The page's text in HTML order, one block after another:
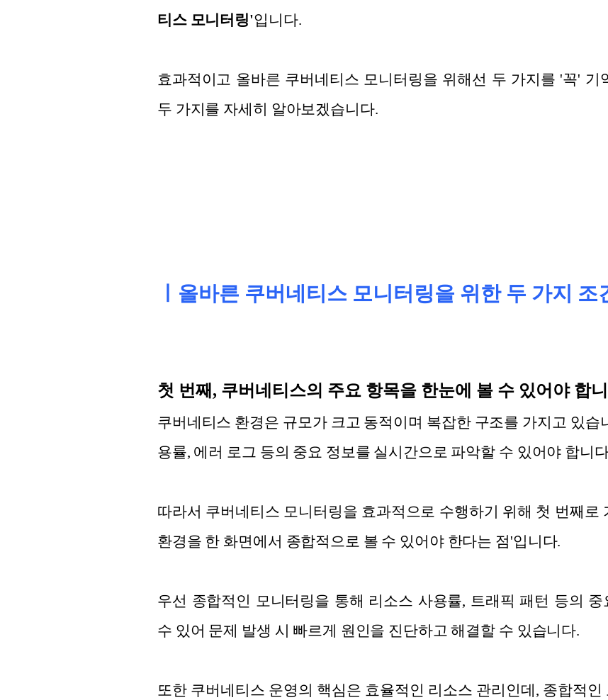
티스 모니터링'입니다.
효과적이고 올바른 쿠버네티스 모니터링을 위해선 두 가지를 '꼭' 기
두 가지를 자세히 알아보겠습니다.
ㅣ올바른 쿠버네티스 모니터링을 위한 두 가지 조
첫 번째, 쿠버네티스의 주요 항목을 한눈에 볼 수 있어야 합
쿠버네티스 환경은 규모가 크고 동적이며 복잡한 구조를 가지고 있습
용률, 에러 로그 등의 중요 정보를 실시간으로 파악할 수 있어야 합니
따라서 쿠버네티스 모니터링을 효과적으로 수행하기 위해 첫 번째로
환경을 한 화면에서 종합적으로 볼 수 있어야 한다는 점'입니다.
우선 종합적인 모니터링을 통해 리소스 사용률, 트래픽 패턴 등의
수 있어 문제 발생 시 빠르게 원인을 진단하고 해결할 수 있습니다.
또한 쿠버네티스 운영의 핵심은 효율적인 리소스 관리인데, 종합적